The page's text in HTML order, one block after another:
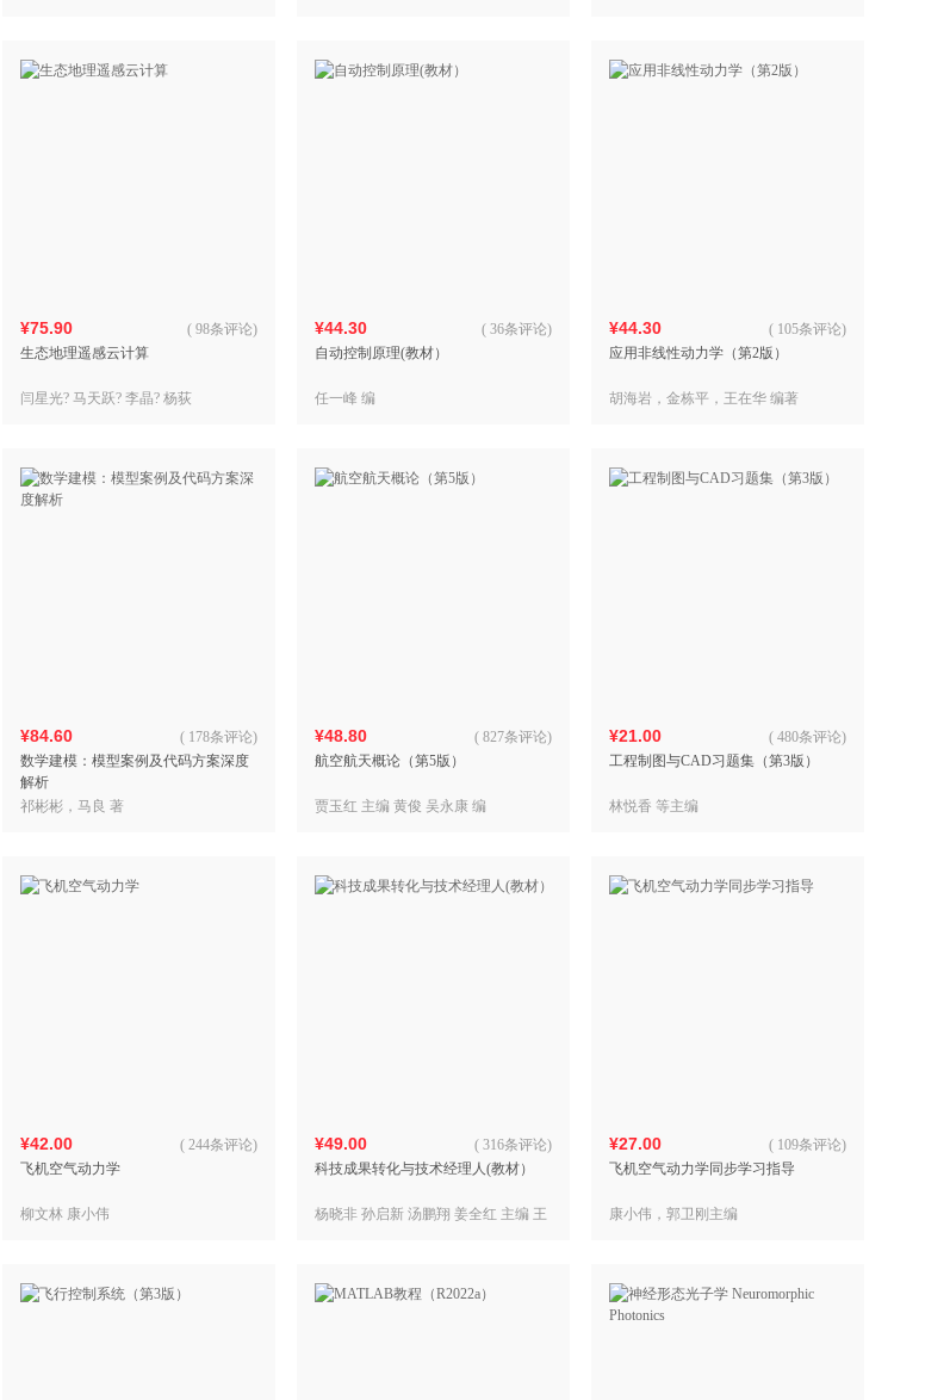
家用电器
¥75.90
生态地理遥感云计算
( 98条评论)
闫星光? 马天跃? 李晶? 杨荻
¥44.30
自动控制原理(教材）
( 36条评论)
任一峰 编
¥44.30
应用非线性动力学（第2版）
( 105条评论)
胡海岩，金栋平，王在华 编著
¥84.60
数学建模：模型案例及代码方案深度
解析
( 178条评论)
祁彬彬，马良 著
¥48.80
航空航天概论（第5版）
( 827条评论)
贾玉红 主编 黄俊 吴永康 编
¥21.00
工程制图与CAD习题集（第3版）
( 480条评论)
林悦香 等主编
¥42.00
飞机空气动力学
( 244条评论)
柳文林 康小伟
¥49.00
科技成果转化与技术经理人(教材）
( 316条评论)
杨晓非 孙启新 汤鹏翔 姜全红 主编 王
¥27.00
飞机空气动力学同步学习指导
( 109条评论)
康小伟，郭卫刚主编